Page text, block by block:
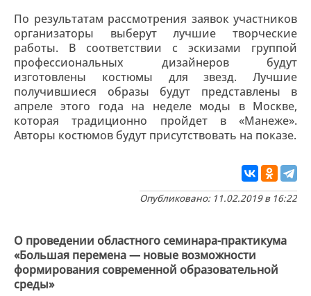
По результатам рассмотрения заявок участников
организаторы выберут лучшие творческие
работы. В соответствии с эскизами группой
профессиональных дизайнеров будут
изготовлены костюмы для звезд. Лучшие
получившиеся образы будут представлены в
апреле этого года на неделе моды в Москве,
которая традиционно пройдет в «Манеже».
Авторы костюмов будут присутствовать на показе.
Опубликовано: 11.02.2019 в 16:22
О проведении областного семинара-практикума
«Большая перемена — новые возможности
формирования современной образовательной
среды»